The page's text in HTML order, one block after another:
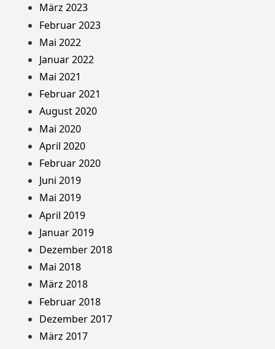
März 2023
Februar 2023
Mai 2022
Januar 2022
Mai 2021
Februar 2021
August 2020
Mai 2020
April 2020
Februar 2020
Juni 2019
Mai 2019
April 2019
Januar 2019
Dezember 2018
Mai 2018
März 2018
Februar 2018
Dezember 2017
März 2017